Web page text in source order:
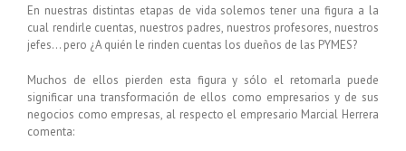
En nuestras distintas etapas de vida solemos tener una figura a la
cual rendirle cuentas, nuestros padres, nuestros profesores, nuestros
jefes… pero ¿A quién le rinden cuentas los dueños de las PYMES?
Muchos de ellos pierden esta figura y sólo el retomarla puede
significar una transformación de ellos como empresarios y de sus
negocios como empresas, al respecto el empresario Marcial Herrera
comenta: